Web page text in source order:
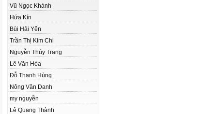
Vũ Ngọc Khánh
Hứa Kín
Bùi Hải Yến
Trần Thị Kim Chi
Nguyễn Thùy Trang
Lê Văn Hòa
Đỗ Thanh Hùng
Nông Văn Danh
my nguyễn
Lê Quang Thành